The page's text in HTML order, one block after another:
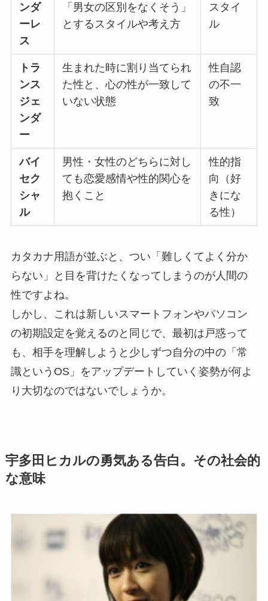
ンダ
ーレ
ス
「男女の区別をなくそう」
とするスタイルや考え方
スタイ
ル
トラ
ンス
ジェ
ンダ
ー
生まれた時に割り当てられ
た性と、心の性が一致して
いない状態
性自認
の不一
致
バイ
セク
シャ
ル
男性・女性のどちらに対し
ても恋愛感情や性的関心を
抱くこと
性的指
向（好
きにな
る性）
カタカナ用語が並ぶと、つい「難しくてよく分か
らない」と目を背けたくなってしまうのが人間の
性ですよね。
しかし、これは新しいスマートフォンやパソコン
の初期設定を覚えるのと同じで、最初は戸惑って
も、相手を理解しようと少しずつ自分の中の「常
識というOS」をアップデートしていく姿勢が何よ
り大切なのではないでしょうか。
宇多田ヒカルの勇気ある告白。その社会的
な意味